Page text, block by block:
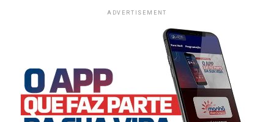
ADVERTISEMENT